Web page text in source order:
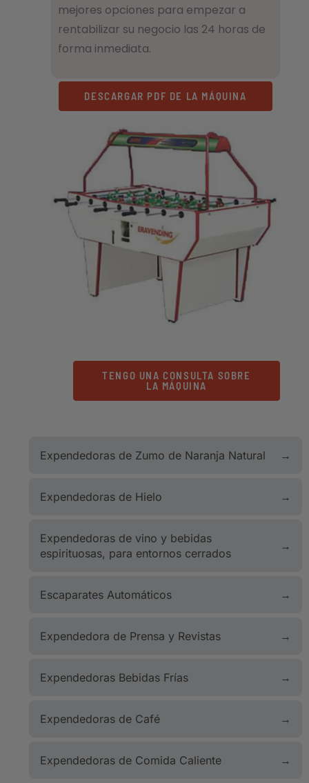
Expendedoras de Zumo de Naranja Natural
Expendedoras de Hielo
Expendedoras de vino y bebidas
espirituosas, para entornos cerrados
Escaparates Automáticos
Expendedora de Prensa y Revistas
Expendedoras Bebidas Frías
Expendedoras de Café
Expendedoras de Comida Caliente
mejores opciones para empezar a
rentabilizar su negocio las 24 horas de
forma inmediata.
DESCARGAR PDF DE LA MÁQUINA
TENGO UNA CONSULTA SOBRE
LA MÁQUINA